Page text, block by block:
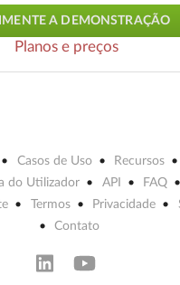
A DEMONSTRAÇÃO
Planos e preços
Casos de Uso Recursos
do Utilizador API FAQ
Termos Privacidade
Contato